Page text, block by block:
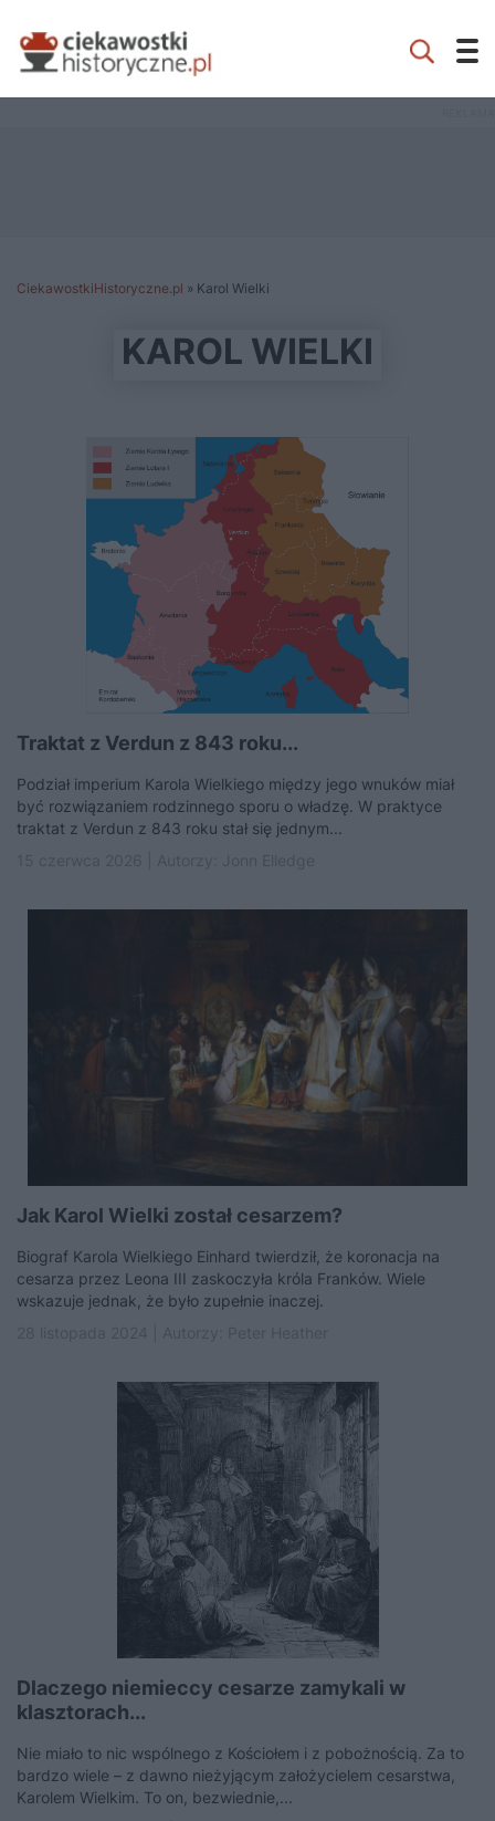
CiekawostkiHistoryczne.pl » Karol Wielki
KAROL WIELKI
Traktat z Verdun z 843 roku...
Podział imperium Karola Wielkiego między jego wnuków miał
być rozwiązaniem rodzinnego sporu o władzę. W praktyce
traktat z Verdun z 843 roku stał się jednym...
Jak Karol Wielki został cesarzem?
Biograf Karola Wielkiego Einhard twierdził, że koronacja na
cesarza przez Leona III zaskoczyła króla Franków. Wiele
wskazuje jednak, że było zupełnie inaczej.
Dlaczego niemieccy cesarze zamykali w
klasztorach...
Nie miało to nic wspólnego z Kościołem i z pobożnością. Za to
bardzo wiele – z dawno nieżyjącym założycielem cesarstwa,
Karolem Wielkim. To on, bezwiednie,...